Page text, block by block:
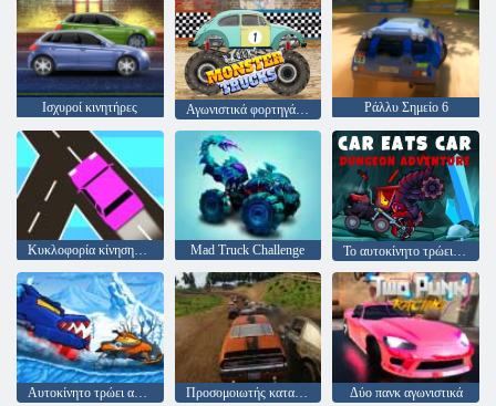
Ισχυροί κινητήρες Αγωνιστικά φορτηγά τέρας Ράλλυ Σημείο 6
Κυκλοφορία κίνησης σε απευθείας σύνδεση Mad Truck Challenge Το αυτοκίνητο τρώει αυτοκίνητο 5
Αυτοκίνητο τρώει αυτοκίνητο: χειμερινή περιπέτεια Προσομοιωτής καταστροφής ντέρμπι Δύο πανκ αγωνιστικά